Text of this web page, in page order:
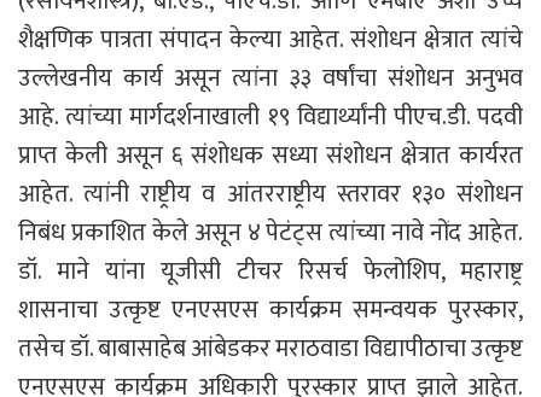
शैक्षणिक पात्रता संपादन केल्या आहेत. संशोधन क्षेत्रात त्यांचे
उल्लेखनीय कार्य असून त्यांना ३३ वर्षांचा संशोधन अनुभव
आहे. त्यांच्या मार्गदर्शनाखाली १९ विद्यार्थ्यांनी पीएच.डी. पदवी
प्राप्त केली असून ६ संशोधक सध्या संशोधन क्षेत्रात कार्यरत
आहेत. त्यांनी राष्ट्रीय व आंतरराष्ट्रीय स्तरावर १३० संशोधन
निबंध प्रकाशित केले असून ४ पेटंट्स त्यांच्या नावे नोंद आहेत.
डॉ. माने यांना यूजीसी टीचर रिसर्च फेलोशिप, महाराष्ट्र
शासनाचा उत्कृष्ट एनएसएस कार्यक्रम समन्वयक पुरस्कार,
तसेच डॉ. बाबासाहेब आंबेडकर मराठवाडा विद्यापीठाचा उत्कृष्ट
एनएसएस कार्यक्रम अधिकारी पुरस्कार प्राप्त झाले आहेत.